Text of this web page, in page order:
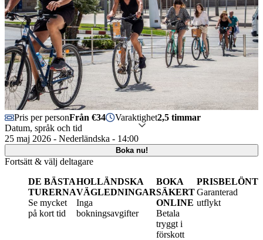
Pris per personFrån €34 Varaktighet2,5 timmar
Datum, språk och tid
25 maj 2026 - Nederländska - 14:00
Boka nu!
Fortsätt & välj deltagare
DE BÄSTA
TURERNA
Se mycket
på kort tid
HOLLÄNDSKA
VÄGLEDNINGAR
Inga
bokningsavgifter
BOKA
SÄKERT
ONLINE
Betala
tryggt i
förskott
PRISBELÖNT
Garanterad
utflykt